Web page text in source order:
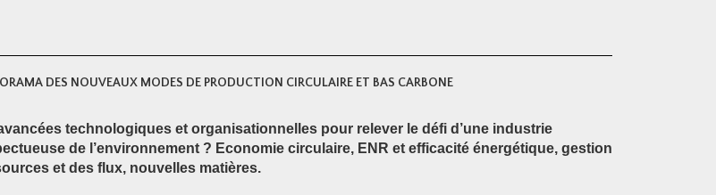
DES NOUVEAUX MODES DE PRODUCTION CIRCULAIRE ET BAS CARBONE
technologiques et organisationnelles pour relever le défi d’une industrie
de l’environnement ? Economie circulaire, ENR et efficacité énergétique, gestion
et des flux, nouvelles matières.